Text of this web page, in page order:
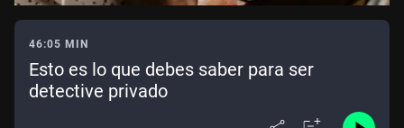
46:05 MIN
Esto es lo que debes saber para ser
detective privado